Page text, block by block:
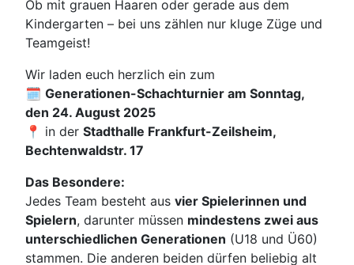
Ob mit grauen Haaren oder gerade aus dem
Kindergarten – bei uns zählen nur kluge Züge und
Teamgeist!
Wir laden euch herzlich ein zum
🗓️ Generationen-Schachturnier am Sonntag,
den 24. August 2025
📍 in der Stadthalle Frankfurt-Zeilsheim,
Bechtenwaldstr. 17
Das Besondere:
Jedes Team besteht aus vier Spielerinnen und
Spielern, darunter müssen mindestens zwei aus
unterschiedlichen Generationen (U18 und Ü60)
stammen. Die anderen beiden dürfen beliebig alt